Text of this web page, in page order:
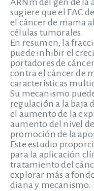
ARNm del gen de la
sugiere que el EAC
el cáncer de mama
células tumorales.
En resumen, la
puede inhibir el
portadores de
contra el cáncer de
características
Su mecanismo
regulación a la baja
el aumento de la
aumento del nivel
promoción de la
Este estudio
para la aplicación
tratamiento del
explorar más a
diana y mecanismo.